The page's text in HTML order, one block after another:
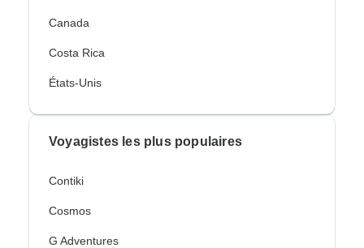
Canada
Costa Rica
États-Unis
Voyagistes les plus populaires
Contiki
Cosmos
G Adventures